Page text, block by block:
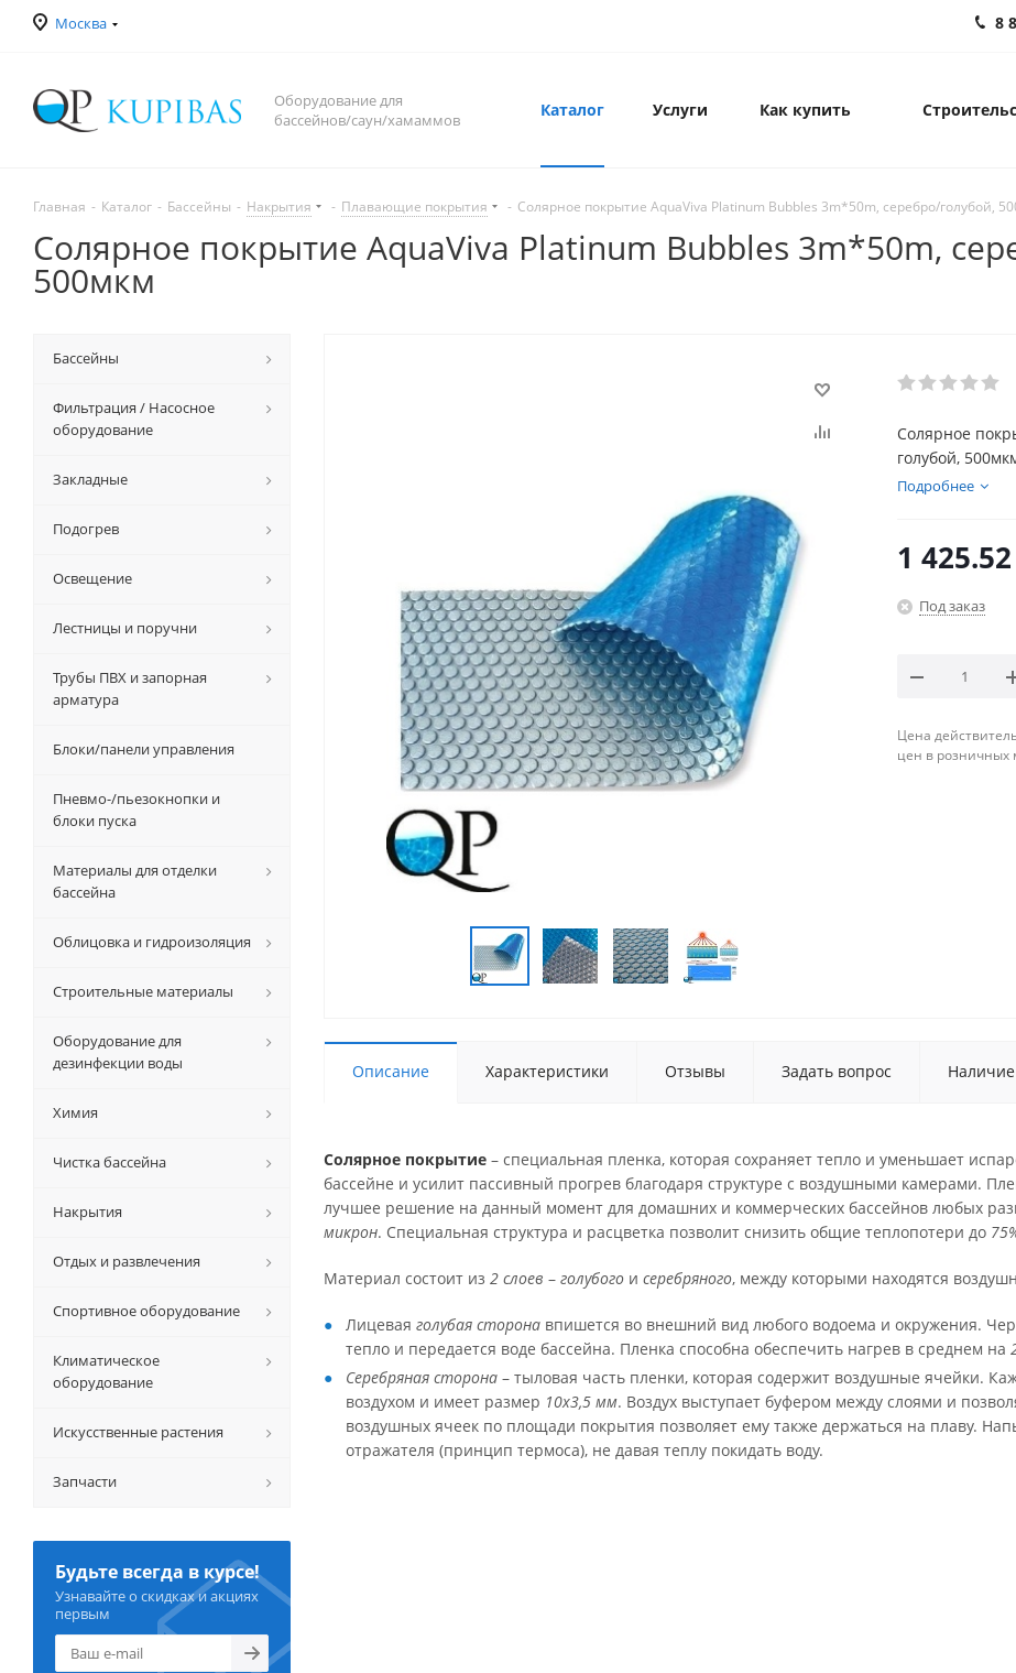
Москва 8
Оборудование для
бассейнов/саун/хамаммов
Каталог Услуги Как купить
Главная - Каталог - Бассейны - Накрытия - Плавающие покрытия - Солярное покрытие AquaViva Platinum Bubbles 3m*50m, серебро/голубой,
Солярное покрытие AquaViva Platinum Bubbles 3m*50m,
500мкм
Солярное
голубой,
Подробнее
1 425.52
Под заказ
Цена
цен в розничных
Описание Характеристики Отзывы Задать вопрос Наличие
Солярное покрытие – специальная пленка, которая сохраняет тепло и уменьшает
бассейне и усилит пассивный прогрев благодаря структуре с воздушными камерами.
лучшее решение на данный момент для домашних и коммерческих бассейнов любых
микрон. Специальная структура и расцветка позволит снизить общие теплопотери до
Материал состоит из 2 слоев – голубого и серебряного, между которыми находятся
Лицевая голубая сторона впишется во внешний вид любого водоема и окружения.
тепло и передается воде бассейна. Пленка способна обеспечить нагрев в среднем на
Серебряная сторона – тыловая часть пленки, которая содержит воздушные ячейки.
воздухом и имеет размер 10х3,5 мм. Воздух выступает буфером между слоями и
воздушных ячеек по площади покрытия позволяет ему также держаться на плаву.
отражателя (принцип термоса), не давая теплу покидать воду.
Бассейны
Фильтрация / Насосное
оборудование
Закладные
Подогрев
Освещение
Лестницы и поручни
Трубы ПВХ и запорная
арматура
Блоки/панели управления
Пневмо-/пьезокнопки и
блоки пуска
Материалы для отделки
бассейна
Облицовка и гидроизоляция
Строительные материалы
Оборудование для
дезинфекции воды
Химия
Чистка бассейна
Накрытия
Отдых и развлечения
Спортивное оборудование
Климатическое
оборудование
Искусственные растения
Запчасти
Будьте всегда в курсе!
Узнавайте о скидках и акциях
первым